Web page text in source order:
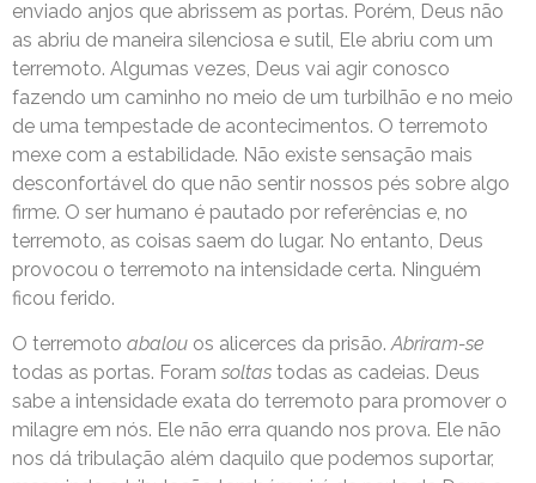
enviado anjos que abrissem as portas. Porém, Deus não
as abriu de maneira silenciosa e sutil, Ele abriu com um
terremoto. Algumas vezes, Deus vai agir conosco
fazendo um caminho no meio de um turbilhão e no meio
de uma tempestade de acontecimentos. O terremoto
mexe com a estabilidade. Não existe sensação mais
desconfortável do que não sentir nossos pés sobre algo
firme. O ser humano é pautado por referências e, no
terremoto, as coisas saem do lugar. No entanto, Deus
provocou o terremoto na intensidade certa. Ninguém
ficou ferido.
O terremoto abalou os alicerces da prisão.Abriram-se
todas as portas. Foram soltas todas as cadeias. Deus
sabe a intensidade exata do terremoto para promover o
milagre em nós. Ele não erra quando nos prova. Ele não
nos dá tribulação além daquilo que podemos suportar,